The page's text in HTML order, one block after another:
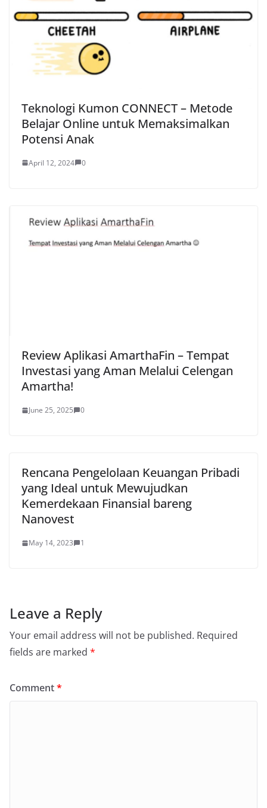
Teknologi Kumon CONNECT – Metode
Belajar Online untuk Memaksimalkan
Potensi Anak
April 12, 2024 0
Review Aplikasi AmarthaFin – Tempat
Investasi yang Aman Melalui Celengan
Amartha!
June 25, 2025 0
Rencana Pengelolaan Keuangan Pribadi
yang Ideal untuk Mewujudkan
Kemerdekaan Finansial bareng
Nanovest
May 14, 2023 1
Leave a Reply
Your email address will not be published. Required
fields are marked *
Comment*